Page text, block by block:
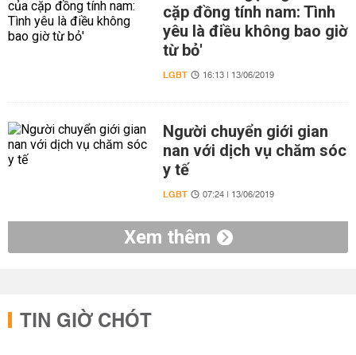
cặp đồng tính nam: Tình
yêu là điều không bao giờ
từ bỏ'
LGBT 16:13 | 13/06/2019
Người chuyển giới gian
nan với dịch vụ chăm sóc
y tế
LGBT 07:24 | 13/06/2019
Xem thêm
TIN GIỜ CHÓT